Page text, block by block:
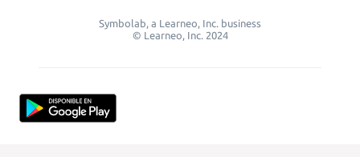
Symbolab, a Learneo, Inc. business
© Learneo, Inc. 2024